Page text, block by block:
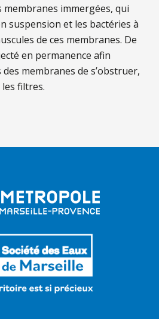
membranes immergées, qui
suspension et les bactéries à
de ces membranes. De
en permanence afin
des membranes de s’obstruer,
filtres.